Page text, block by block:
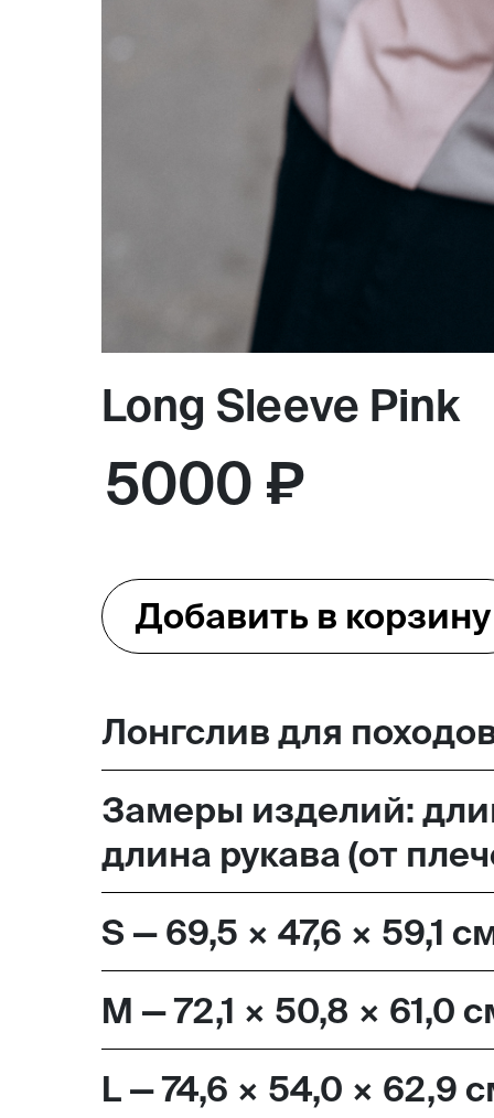
+7 925 836 16 98
info@powerofterritory.ru
Большая Новодмитровская,
вход 10, 3 этаж, КП «Дизайн
Long Sleeve Pink
5000 ₽
Добавить в корзину
Лонгслив для
Замеры изделий:
длина рукава (от
S — 69,5 × 47,6 × 59,1
M — 72,1 × 50,8 × 61,0
L — 74,6 × 54,0 × 62,9